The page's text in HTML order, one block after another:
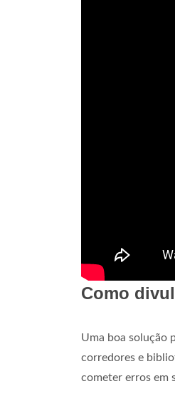
Como
Uma boa solução
corredores e
cometer erros em